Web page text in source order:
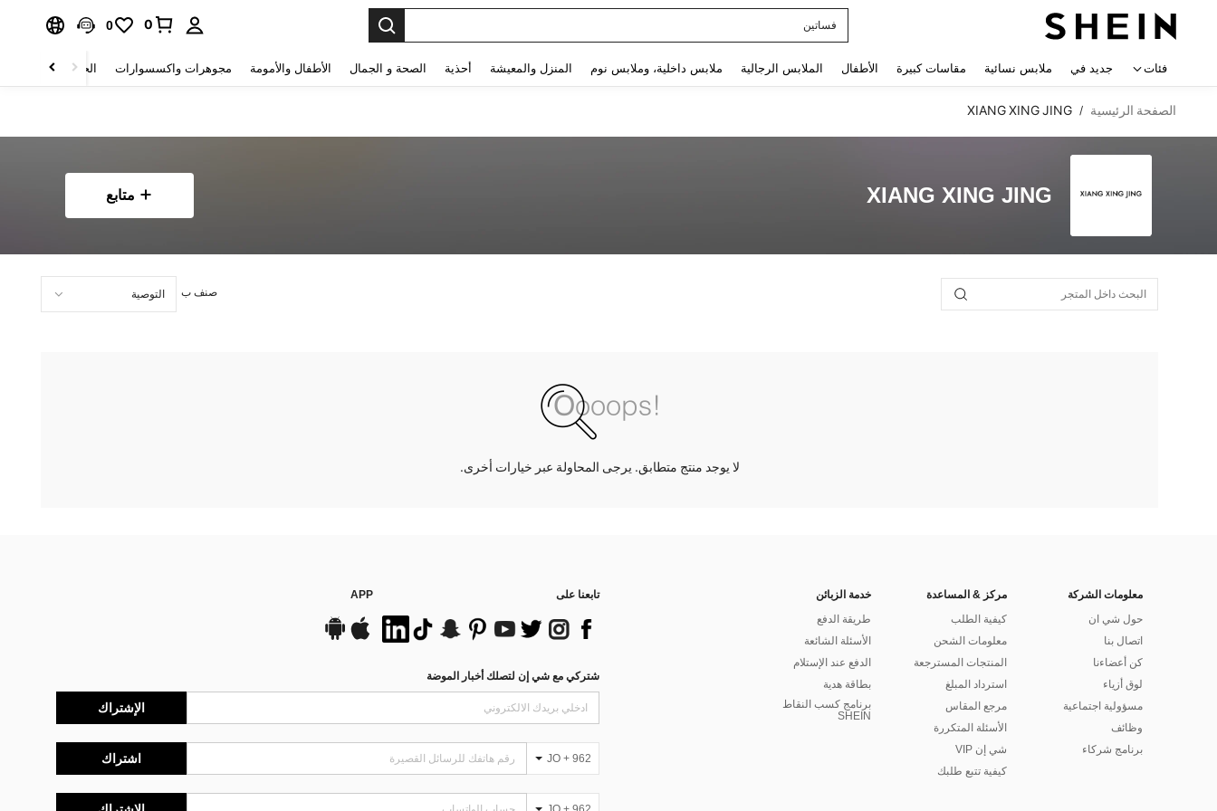
فساتين
0
0
فئات جديد في ملابس نسائية مقاسات كبيرة الأطفال الملابس الرجالية ملابس داخلية، وملابس نوم المنزل والمعيشة أحذية الصحة و الجمال الأطفال والأمومة مجوهرات واكسسوارات الحقائب والأمتعة
الصفحة الرئيسية /
XIANG XING JING
XIANG XING JING متابع
صنف ب
لا يوجد منتج متطابق. يرجى المحاولة عبر خيارات أخرى.
معلومات الشركة
حول شي ان
اتصال بنا
كن أعضاءنا
لوق أزياء
مسؤولية اجتماعية
وظائف
برنامج شركاء
مركز & المساعدة
كيفية الطلب
معلومات الشحن
المنتجات المسترجعة
استرداد المبلغ
مرجع المقاس
الأسئلة المتكررة
شي إن VIP
كيفية تتبع طلبك
خدمة الزبائن
طريقة الدفع
الأسئلة الشائعة
الدفع عند الإستلام
بطاقة هدية
برنامج كسب النقاط
SHEIN
تابعنا على APP
شتركي مع شي إن لتصلك أخبار الموضة
الإشتراك
JO + 962 اشتراك